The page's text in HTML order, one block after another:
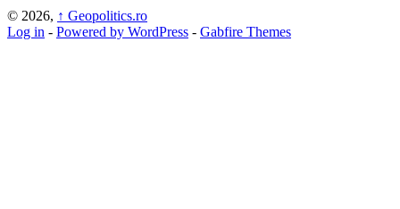
© 2026, ↑ Geopolitics.ro
Log in - Powered by WordPress - Gabfire Themes